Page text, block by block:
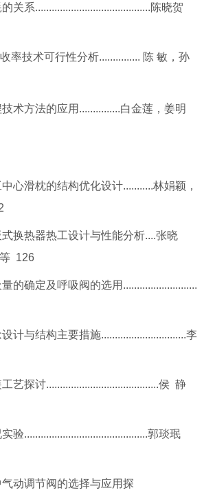
关系..........................................陈晓贺
率技术可行性分析............... 陈 敏，孙
术方法的应用...............白金莲，姜明
心滑枕的结构优化设计...........林娟颖，
换热器热工设计与性能分析....张晓
126
的确定及呼吸阀的选用...........................
计与结构主要措施...............................李
艺探讨.........................................侯 静
验.............................................郭琰珉
动调节阀的选择与应用探